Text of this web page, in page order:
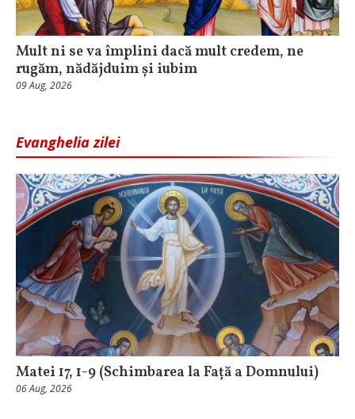
Mult ni se va împlini dacă mult credem, ne
rugăm, nădăjduim și iubim
09 Aug, 2026
Evanghelia zilei
Matei 17, 1-9 (Schimbarea la Față a Domnului)
06 Aug, 2026